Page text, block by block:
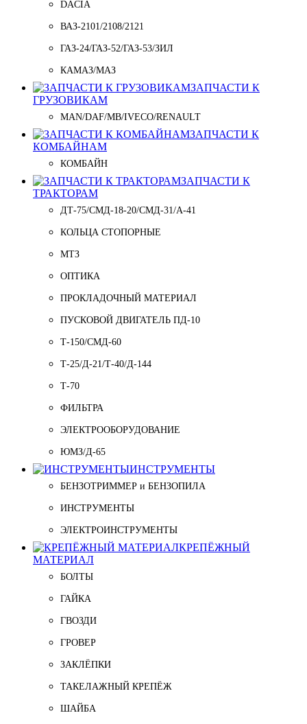
DACIA
ВАЗ-2101/2108/2121
ГАЗ-24/ГАЗ-52/ГАЗ-53/ЗИЛ
КАМАЗ/МАЗ
ЗАПЧАСТИ К
ГРУЗОВИКАМ
MAN/DAF/MB/IVECO/RENAULT
ЗАПЧАСТИ К
КОМБАЙНАМ
КОМБАЙН
ЗАПЧАСТИ К
ТРАКТОРАМ
ДТ-75/СМД-18-20/СМД-31/A-41
КОЛЬЦА СТОПОРНЫЕ
МТЗ
ОПТИКА
ПРОКЛАДОЧНЫЙ МАТЕРИАЛ
ПУСКОВОЙ ДВИГАТЕЛЬ ПД-10
Т-150/СМД-60
Т-25/Д-21/Т-40/Д-144
Т-70
ФИЛЬТРА
ЭЛЕКТРООБОРУДОВАНИЕ
ЮМЗ/Д-65
ИНСТРУМЕНТЫ
БЕНЗОТРИММЕР и БЕНЗОПИЛА
ИНСТРУМЕНТЫ
ЭЛЕКТРОИНСТРУМЕНТЫ
КРЕПЁЖНЫЙ
МАТЕРИАЛ
БОЛТЫ
ГАЙКА
ГВОЗДИ
ГРОВЕР
ЗАКЛЁПКИ
ТАКЕЛАЖНЫЙ КРЕПЁЖ
ШАЙБА